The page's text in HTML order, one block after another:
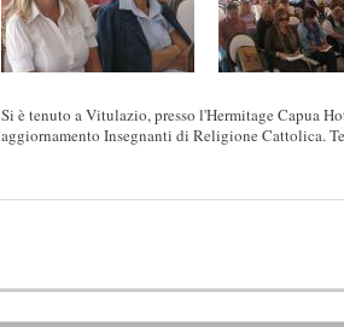
Si è tenuto a Vitulazio, presso l'Hermitage Capua
aggiornamento Insegnanti di Religione Cattolica.